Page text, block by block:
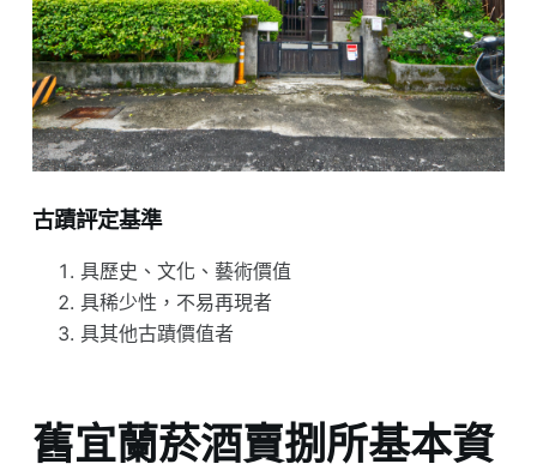
古蹟評定基準
具歷史、文化、藝術價值
具稀少性，不易再現者
具其他古蹟價值者
舊宜蘭菸酒賣捌所基本資